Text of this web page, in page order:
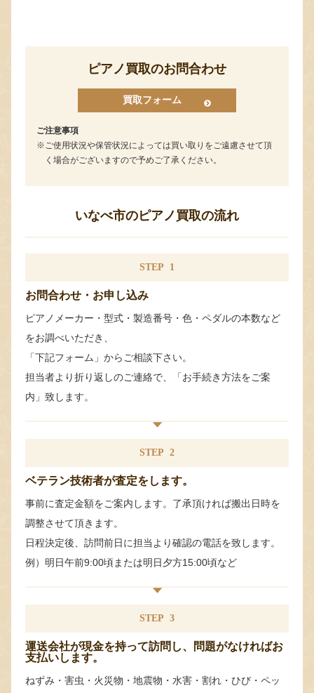
ピアノ買取のお問合わせ
買取フォーム
ご注意事項
ご使用状況や保管状況によっては買い取りをご遠慮させて頂
く場合がございますので予めご了承ください。
いなべ市のピアノ買取の流れ
STEP 1
お問合わせ・お申し込み
ピアノメーカー・型式・製造番号・色・ペダルの本数など
をお調べいただき、
「下記フォーム」からご相談下さい。
担当者より折り返しのご連絡で、「お手続き方法をご案
内」致します。
STEP 2
ベテラン技術者が査定をします。
事前に査定金額をご案内します。了承頂ければ搬出日時を
調整させて頂きます。
日程決定後、訪問前日に担当より確認の電話を致します。
例）明日午前9:00頃または明日夕方15:00頃など
STEP 3
運送会社が現金を持って訪問し、問題がなければお
支払いします。
ねずみ・害虫・火災物・地震物・水害・割れ・ひび・ペッ